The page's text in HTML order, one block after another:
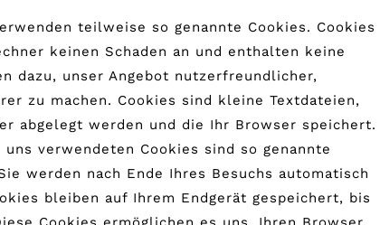
teilweise so genannte Cookies. Cookies
keinen Schaden an und enthalten keine
dazu, unser Angebot nutzerfreundlicher,
zu machen. Cookies sind kleine Textdateien,
abgelegt werden und die Ihr Browser speichert.
verwendeten Cookies sind so genannte
werden nach Ende Ihres Besuchs automatisch
bleiben auf Ihrem Endgerät gespeichert, bis